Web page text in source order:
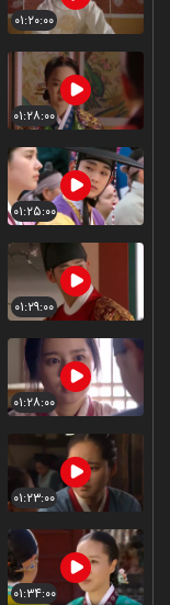
۰۱:۲۰:۰۰
۰۱:۲۸:۰۰
۰۱:۲۵:۰۰
۰۱:۲۹:۰۰
۰۱:۲۸:۰۰
۰۱:۲۳:۰۰
۰۱:۳۴:۰۰